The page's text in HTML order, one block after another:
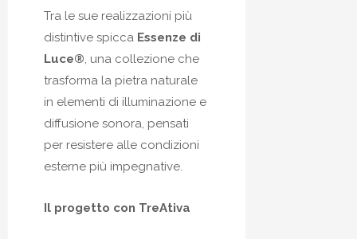
Tra le sue realizzazioni più
distintive spicca Essenze di
Luce®, una collezione che
trasforma la pietra naturale
in elementi di illuminazione e
diffusione sonora, pensati
per resistere alle condizioni
esterne più impegnative.
Il progetto con TreAtiva